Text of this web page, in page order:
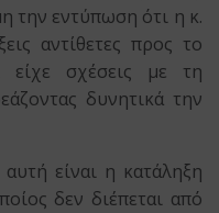
την εντύπωση ότι η κ.
αντίθετες προς το
είχε σχέσεις με τη
δυνητικά την
είναι η κατάληξη
δεν διέπεται από